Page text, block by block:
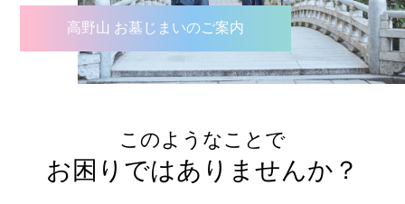
高野山 お墓じまいのご案内
このようなことで
お困りではありませんか？